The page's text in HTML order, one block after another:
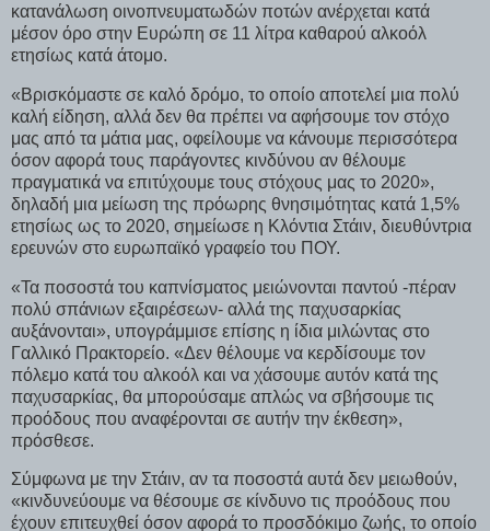
κατανάλωση οινοπνευματωδών ποτών ανέρχεται κατά
μέσον όρο στην Ευρώπη σε 11 λίτρα καθαρού αλκοόλ
ετησίως κατά άτομο.
«Βρισκόμαστε σε καλό δρόμο, το οποίο αποτελεί μια πολύ
καλή είδηση, αλλά δεν θα πρέπει να αφήσουμε τον στόχο
μας από τα μάτια μας, οφείλουμε να κάνουμε περισσότερα
όσον αφορά τους παράγοντες κινδύνου αν θέλουμε
πραγματικά να επιτύχουμε τους στόχους μας το 2020»,
δηλαδή μια μείωση της πρόωρης θνησιμότητας κατά 1,5%
ετησίως ως το 2020, σημείωσε η Κλόντια Στάιν, διευθύντρια
ερευνών στο ευρωπαϊκό γραφείο του ΠΟΥ.
«Τα ποσοστά του καπνίσματος μειώνονται παντού -πέραν
πολύ σπάνιων εξαιρέσεων- αλλά της παχυσαρκίας
αυξάνονται», υπογράμμισε επίσης η ίδια μιλώντας στο
Γαλλικό Πρακτορείο. «Δεν θέλουμε να κερδίσουμε τον
πόλεμο κατά του αλκοόλ και να χάσουμε αυτόν κατά της
παχυσαρκίας, θα μπορούσαμε απλώς να σβήσουμε τις
προόδους που αναφέρονται σε αυτήν την έκθεση»,
πρόσθεσε.
Σύμφωνα με την Στάιν, αν τα ποσοστά αυτά δεν μειωθούν,
«κινδυνεύουμε να θέσουμε σε κίνδυνο τις προόδους που
έχουν επιτευχθεί όσον αφορά το προσδόκιμο ζωής, το οποίο